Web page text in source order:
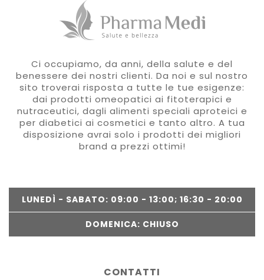
Ci occupiamo, da anni, della salute e del
benessere dei nostri clienti. Da noi e sul nostro
sito troverai risposta a tutte le tue esigenze:
dai prodotti omeopatici ai fitoterapici e
nutraceutici, dagli alimenti speciali aproteici e
per diabetici ai cosmetici e tanto altro. A tua
disposizione avrai solo i prodotti dei migliori
brand a prezzi ottimi!
LUNEDÌ - SABATO: 09:00 - 13:00; 16:30 - 20:00
DOMENICA: CHIUSO
CONTATTI